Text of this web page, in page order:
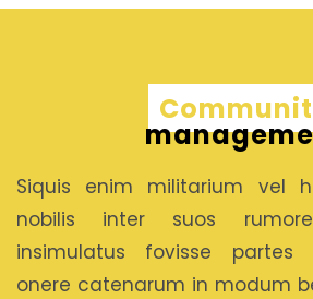
Siquis enim militarium vel
nobilis inter suos
insimulatus fovisse partes
onere catenarum in modum